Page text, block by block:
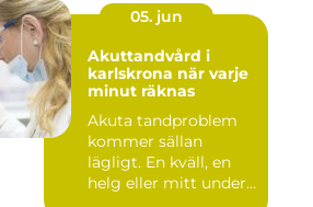
05. jun
Akuttandvård i
karlskrona när varje
minut räknas
Akuta tandproblem
kommer sällan
lägligt. En kväll, en
helg eller mitt under